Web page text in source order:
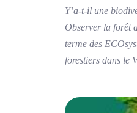
Y’a-t-il une
Observer la forêt
terme des
forestiers dans le